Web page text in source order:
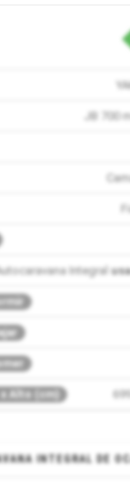
JB 700
Integral
Alto (cm)
INTEGRAL DE